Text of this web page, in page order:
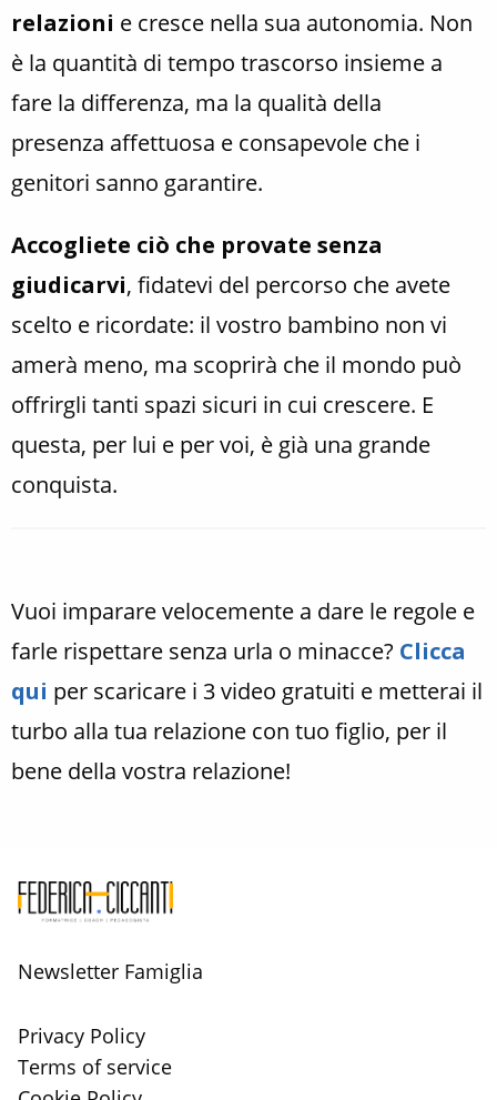
relazioni e cresce nella sua autonomia. Non
è la quantità di tempo trascorso insieme a
fare la differenza, ma la qualità della
presenza affettuosa e consapevole che i
genitori sanno garantire.
Accogliete ciò che provate senza
giudicarvi, fidatevi del percorso che avete
scelto e ricordate: il vostro bambino non vi
amerà meno, ma scoprirà che il mondo può
offrirgli tanti spazi sicuri in cui crescere. E
questa, per lui e per voi, è già una grande
conquista.
Vuoi imparare velocemente a dare le regole e
farle rispettare senza urla o minacce? Clicca
qui per scaricare i 3 video gratuiti e metterai il
turbo alla tua relazione con tuo figlio, per il
bene della vostra relazione!
Newsletter Famiglia
Privacy Policy
Terms of service